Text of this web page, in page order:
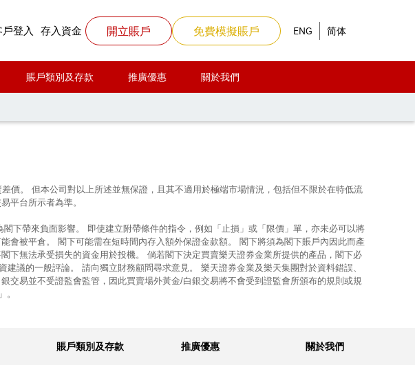
戶登入 存入資金 開立賬戶 免費模擬賬戶 ENG 简体
賬戶類別及存款 推廣優惠 關於我們
價。 但本公司對以上所述並無保證，且其不適用於極端市場情況，包括但不限於在特低流
平台所示者為準。
下帶來負面影響。 即使建立附帶條件的指令，例如「止損」或「限價」單，亦未必可以將
會被平倉。 閣下可能需在短時間內存入額外保證金款額。 閣下將須為閣下賬戶內因此而產
下無法承受損失的資金用於投機。 倘若閣下決定買賣樂天證券金業所提供的產品，閣下必
議的一般評論。 請向獨立財務顧問尋求意見。 樂天證券金業及樂天集團對於資料錯誤、
易並不受證監會監管，因此買賣場外黃金/白銀交易將不會受到證監會所頒布的規則或規
」。
賬戶類別及存款 推廣優惠 關於我們